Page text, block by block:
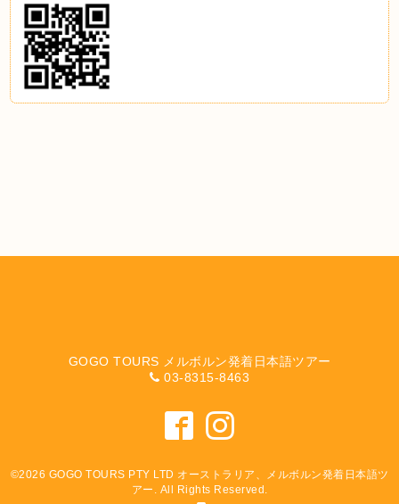
GOGO TOURS メルボルン発着日本語ツアー
03-8315-8463
©2026 GOGO TOURS PTY LTD オーストラリア、メルボルン発着日本語ツ
アー . All Rights Reserved.